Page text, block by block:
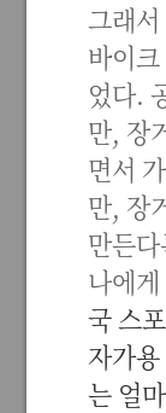
그래
바이
었다.
만, 장
면서
만, 장
만든
나에
국 스
자가
는 얼